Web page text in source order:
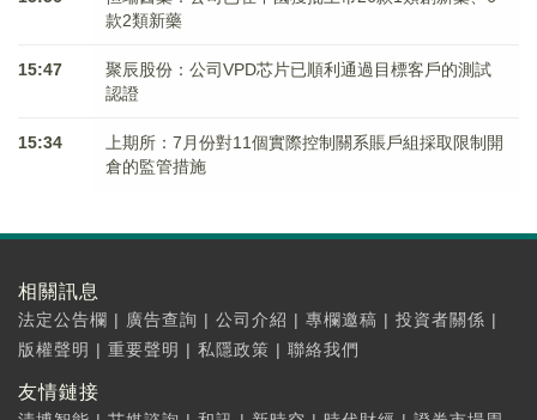
款2類新藥
15:47
聚辰股份：公司VPD芯片已順利通過目標客戶的測試
認證
15:34
上期所：7月份對11個實際控制關系賬戶組採取限制開
倉的監管措施
相關訊息
法定公告欄 | 廣告查詢 | 公司介紹 | 專欄邀稿 | 投資者關係 |
版權聲明 | 重要聲明 | 私隱政策 | 聯絡我們
友情鏈接